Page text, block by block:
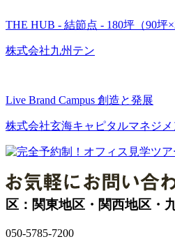
THE HUB - 結節点 - 180坪（90坪
株式会社九州テン
Live Brand Campus 創造と発展
株式会社玄海キャピタルマネジ
区：関東地区・関西地区・
050-5785-7200